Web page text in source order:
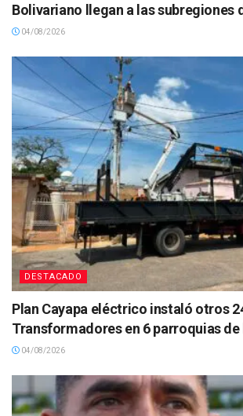
Bolivariano llegan a las subregiones
04/08/2026
DESTACADO
Plan Cayapa eléctrico instaló otros
Transformadores en 6 parroquias de
04/08/2026